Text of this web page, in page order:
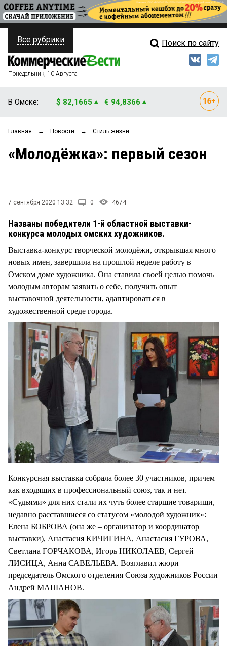
ПОЛИТИКА
ФИНАНСЫ
ОБЩЕСТВО
ЗАКОН
ПРОИСШЕСТВИЯ
СТИЛЬ ЖИЗНИ
Свежий выпуск
Рейтинги
Все рубрики Поиск по сайту
Понедельник, 10 Августа
В Омске: $ 82,1665 € 94,8366
Главная → Новости → Стиль жизни
«Молодёжка»: первый сезон
7 сентября 2020 13:32 0 4674
Названы победители 1-й областной выставки-
конкурса молодых омских художников.
Выставка-конкурс творческой молодёжи, открывшая много
новых имен, завершила на прошлой неделе работу в
Омском доме художника. Она ставила своей целью помочь
молодым авторам заявить о себе, получить опыт
выставочной деятельности, адаптироваться в
художественной среде города.
Конкурсная выставка собрала более 30 участников, причем
как входящих в профессиональный союз, так и нет.
«Судьями» для них стали их чуть более старшие товарищи,
недавно расставшиеся со статусом «молодой художник»:
Елена БОБРОВА (она же – организатор и координатор
выставки), Анастасия КИЧИГИНА, Анастасия ГУРОВА,
Светлана ГОРЧАКОВА, Игорь НИКОЛАЕВ, Сергей
ЛИСИЦА, Анна САВЕЛЬЕВА. Возглавил жюри
председатель Омского отделения Союза художников России
Андрей МАШАНОВ.